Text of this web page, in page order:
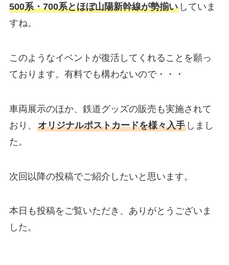
500系・700系とほぼ山陽新幹線が勢揃いしていま
すね。
このようなイベントが復活してくれることを願っ
ております。有料でも構わないので・・・
車両展示のほか、鉄道グッズの販売も実施されて
おり、 オリジナルポストカードを様々入手しまし
た。
次回以降の投稿でご紹介したいと思います。
本日も投稿をご覧いただき、ありがとうございま
した。